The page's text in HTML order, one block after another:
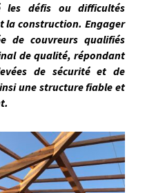
les défis ou difficultés
la construction. Engager
de couvreurs qualifiés
de qualité, répondant
de sécurité et de
une structure fiable et